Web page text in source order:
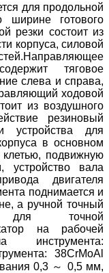
для продольной
ширине готового
резки состоит из
корпуса, силовой
Направляющее
тяговое
слева и справа,
ходовой
из воздушного
резиновый
устройства для
в основном
подвижную
устройство вала
двигателя
поднимается и
а ручной точный
для точной
на рабочей
инструмента:
38CrMoAl
0,3 ～ 0,5 мм,